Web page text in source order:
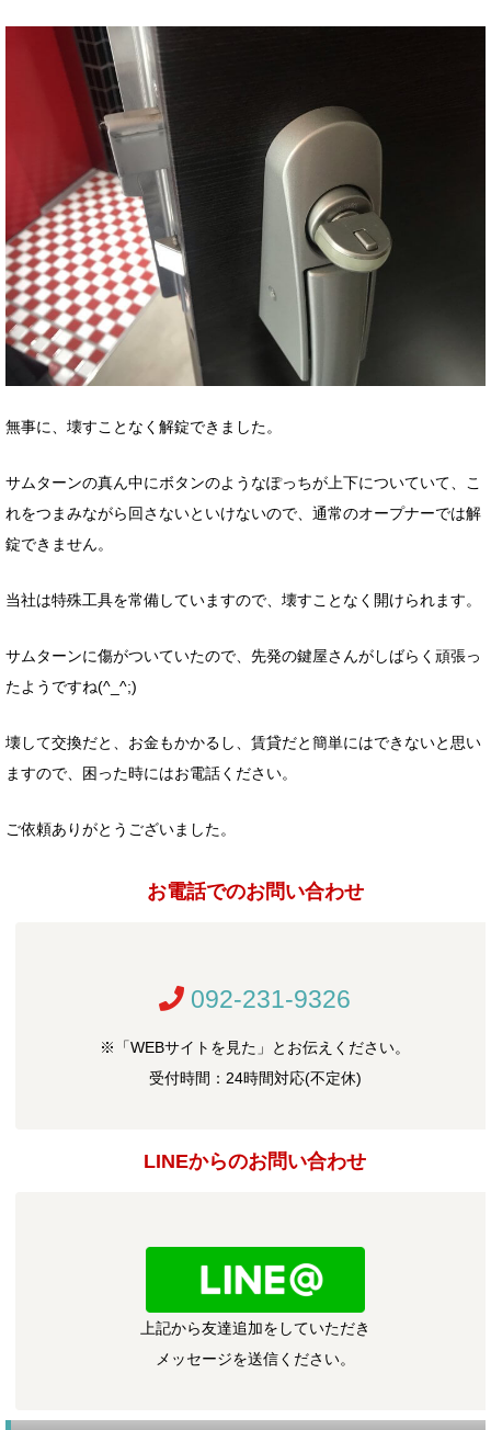
無事に、壊すことなく解錠できました。
サムターンの真ん中にボタンのようなぽっちが上下についていて、こ
れをつまみながら回さないといけないので、通常のオープナーでは解
錠できません。
当社は特殊工具を常備していますので、壊すことなく開けられます。
サムターンに傷がついていたので、先発の鍵屋さんがしばらく頑張っ
たようですね(^_^;)
壊して交換だと、お金もかかるし、賃貸だと簡単にはできないと思い
ますので、困った時にはお電話ください。
ご依頼ありがとうございました。
お電話でのお問い合わせ
092-231-9326
※「WEBサイトを見た」とお伝えください。
受付時間：24時間対応(不定休)
LINEからのお問い合わせ
上記から友達追加をしていただき
メッセージを送信ください。